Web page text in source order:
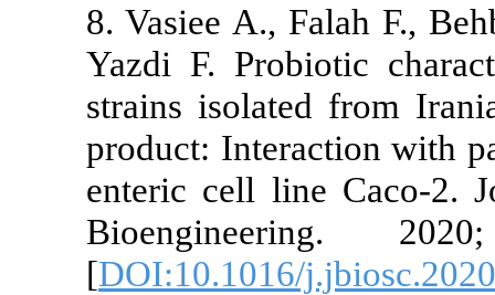
8. Vasiee A.,
Yazdi F.
strains
product:
enteric cell
[